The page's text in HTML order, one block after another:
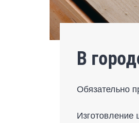
В
Обязательно
Изготовление